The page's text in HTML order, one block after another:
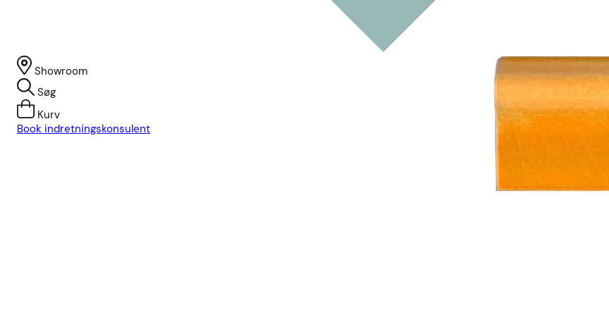
Showroom
Søg
Kurv
Book indretningskonsulent